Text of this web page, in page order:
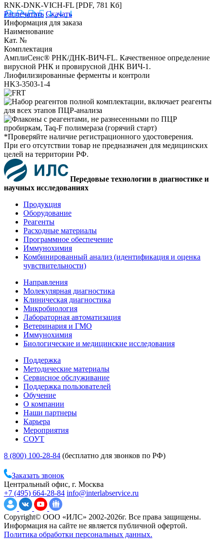
RNK-DNK-VICH-FL [PDF, 781 Кб]
Распечатать Скачать
Информация для заказа
Наименование
Кат. №
Комплектация
АмплиСенс® РНК/ДНК-ВИЧ-FL. Качественное определение
вирусной РНК и провирусной ДНК ВИЧ-1.
Лиофилизированные ферменты и контроли
HK3-3503-1-4
*Проверяйте наличие регистрационного удостоверения.
При его отсутствии товар не предназначен для медицинских
целей на территории РФ.
Передовые технологии в диагностике и
научных исследованиях
Продукция
Оборудование
Реагенты
Расходные материалы
Программное обеспечение
Иммунохимия
Комбинированный анализ (идентификация и оценка
чувствительности)
Направления
Молекулярная диагностика
Клиническая диагностика
Микробиология
Лабораторная автоматизация
Ветеринария и ГМО
Иммунохимия
Биологические и медицинские исследования
Поддержка
Методические материалы
Сервисное обслуживание
Поддержка пользователей
Обучение
О компании
Наши партнеры
Карьера
Мероприятия
СОУТ
8 (800) 100-28-84 (бесплатно для звонков по РФ)
Заказать звонок
Центральный офис, г. Москва
+7 (495) 664-28-84 info@interlabservice.ru
Copyright© ООО «ИЛС» 2002-2026г. Все права защищены.
Информация на сайте не является публичной офертой.
Политика обработки персональных данных.